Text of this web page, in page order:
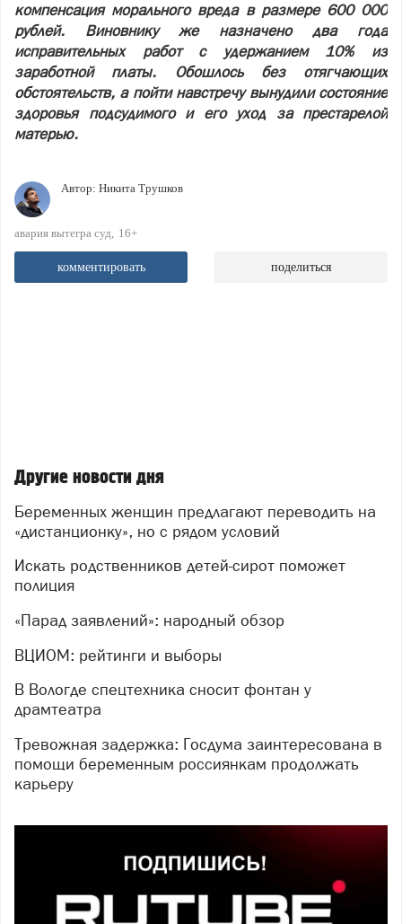
компенсация морального вреда в размере 600 000
рублей. Виновнику же назначено два года
исправительных работ с удержанием 10% из
заработной платы. Обошлось без отягчающих
обстоятельств, а пойти навстречу вынудили состояние
здоровья подсудимого и его уход за престарелой
матерью.
Автор: Никита Трушков
авария вытегра суд 16+
комментировать поделиться
Другие новости дня
Беременных женщин предлагают переводить на
«дистанционку», но с рядом условий
Искать родственников детей-сирот поможет
полиция
«Парад заявлений»: народный обзор
ВЦИОМ: рейтинги и выборы
В Вологде спецтехника сносит фонтан у
драмтеатра
Тревожная задержка: Госдума заинтересована в
помощи беременным россиянкам продолжать
карьеру